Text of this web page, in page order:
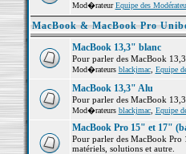
Mod�rateurEquipe des
MacBook & MacBook Pro
MacBook 13,3" blanc
Pour parler des MacBook
Mod�rateurs blackjmac, Equipe
MacBook 13,3" Alu
Pour parler des MacBook
Mod�rateurs blackjmac, Equipe
MacBook Pro 15" et 17"
Pour parler des MacBook
matériels, solutions et autre.